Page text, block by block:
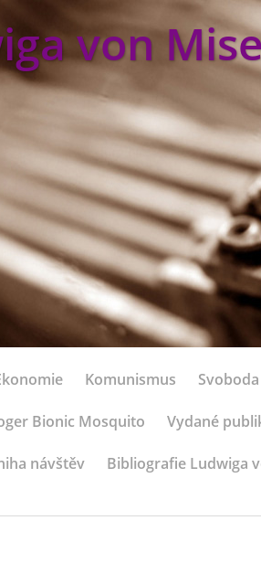
von
Komunismus
Bionic Mosquito Vydané
návštěv Bibliografie Ludwiga